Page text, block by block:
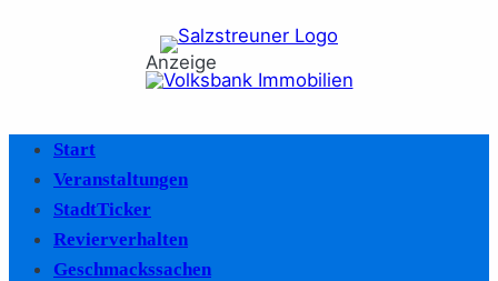
Anzeige
Start
Veranstaltungen
StadtTicker
Revierverhalten
Geschmackssachen